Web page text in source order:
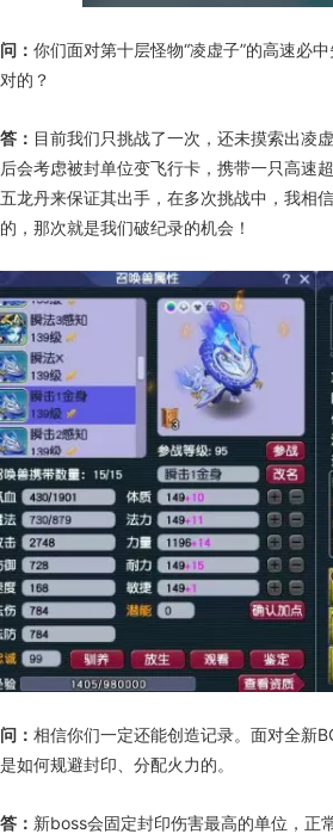
问： 你们面对第十层怪物“凌虚子”的高速必
对的？
答： 目前我们只挑战了一次，还未摸索出凌
后会考虑被封单位变飞行卡，携带一只高速
五龙丹来保证其出手，在多次挑战中，我相
的，那次就是我们破纪录的机会！
问： 相信你们一定还能创造记录。面对全新
是如何规避封印、分配火力的。
答： 新boss会固定封印伤害最高的单位，正